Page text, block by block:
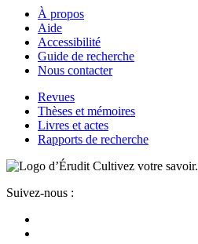
À propos
Aide
Accessibilité
Guide de recherche
Nous contacter
Revues
Thèses et mémoires
Livres et actes
Rapports de recherche
Cultivez votre savoir.
Suivez-nous :